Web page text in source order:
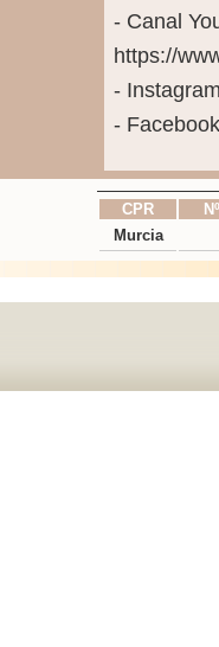
- Canal
https://
-
-
CPR
Murcia